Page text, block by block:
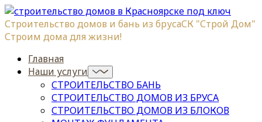
Строительство домов и бань из брусаСК "Строй Дом"
Строим дома для жизни!
Главная
Наши услуги
СТРОИТЕЛЬСТВО БАНЬ
СТРОИТЕЛЬСТВО ДОМОВ ИЗ БРУСА
СТРОИТЕЛЬСТВО ДОМОВ ИЗ БЛОКОВ